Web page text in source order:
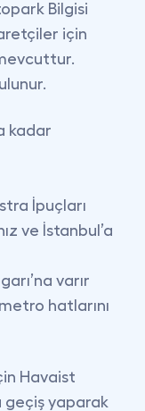
Bilgisi
için
kadar
İpuçları
ve İstanbul’a
varır
hatlarını
Havaist
geçiş yaparak